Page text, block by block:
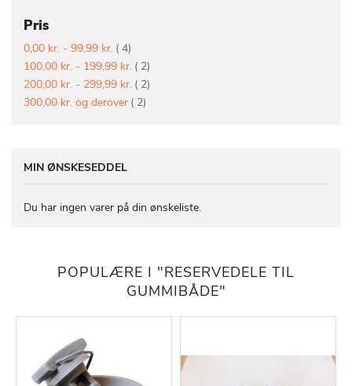
Pris
0,00 kr. - 99,99 kr. 4vare
100,00 kr. - 199,99 kr. 2vare
200,00 kr. - 299,99 kr. 2vare
300,00 kr. og derover 2vare
MIN ØNSKESEDDEL
Du har ingen varer på din ønskeliste.
POPULÆRE I "RESERVEDELE TIL
GUMMIBÅDE"